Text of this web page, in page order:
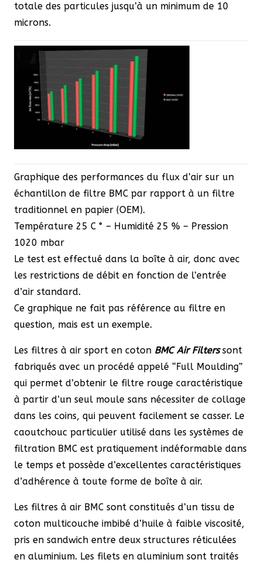
totale des particules jusqu’à un minimum de 10
microns.
Graphique des performances du flux d’air sur un
échantillon de filtre BMC par rapport à un filtre
traditionnel en papier (OEM).
Température 25 C ° – Humidité 25 % – Pression
1020 mbar
Le test est effectué dans la boîte à air, donc avec
les restrictions de débit en fonction de l’entrée
d’air standard.
Ce graphique ne fait pas référence au filtre en
question, mais est un exemple.
Les filtres à air sport en coton BMC Air Filterssont
fabriqués avec un procédé appelé “Full Moulding”
qui permet d’obtenir le filtre rouge caractéristique
à partir d’un seul moule sans nécessiter de collage
dans les coins, qui peuvent facilement se casser. Le
caoutchouc particulier utilisé dans les systèmes de
filtration BMC est pratiquement indéformable dans
le temps et possède d’excellentes caractéristiques
d’adhérence à toute forme de boîte à air.
Les filtres à air BMC sont constitués d’un tissu de
coton multicouche imbibé d’huile à faible viscosité,
pris en sandwich entre deux structures réticulées
en aluminium. Les filets en aluminium sont traités